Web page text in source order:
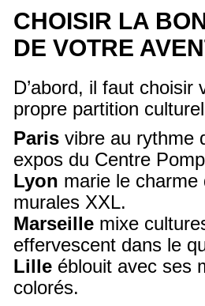
CHOISIR LA
DE VOTRE
D’abord, il faut
propre partition
Paris vibre au rythme
expos du Centre
Lyon marie le
murales XXL.
Marseille mixe
effervescent dans le
Lille éblouit avec ses
colorés.